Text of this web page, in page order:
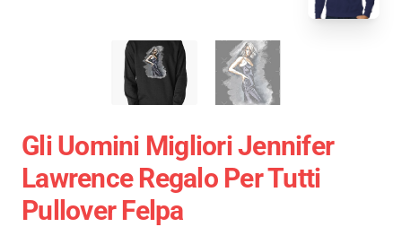
Gli Uomini Migliori Jennifer
Lawrence Regalo Per Tutti
Pullover Felpa